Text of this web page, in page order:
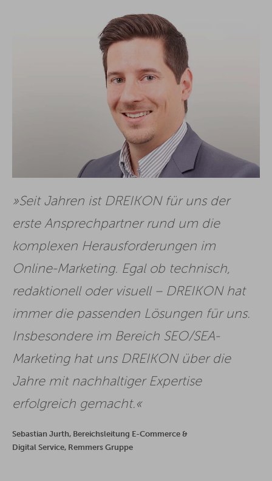
Seit Jahren ist DREIKON für uns der
erste Ansprechpartner rund um die
komplexen Herausforderungen im
Online-Marketing. Egal ob technisch,
redaktionell oder visuell – DREIKON hat
immer die passenden Lösungen für uns.
Insbesondere im Bereich SEO/SEA-
Marketing hat uns DREIKON über die
Jahre mit nachhaltiger Expertise
erfolgreich gemacht.
Sebastian Jurth, Bereichsleitung E-Commerce &
Digital Service, Remmers Gruppe